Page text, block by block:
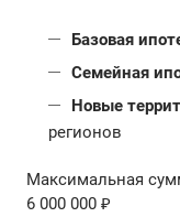
Базовая
Семейная
Новые
регионов
Максимальная
6 000 000 ₽